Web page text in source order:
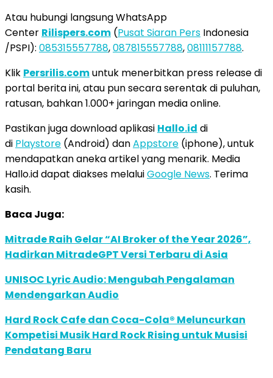
Atau hubungi langsung WhatsApp
Center Rilispers.com (Pusat Siaran Pers Indonesia
/PSPI): 085315557788,087815557788,08111157788.
Klik Persrilis.comuntuk menerbitkan press release di
portal berita ini, atau pun secara serentak di puluhan,
ratusan, bahkan 1.000+ jaringan media online.
Pastikan juga download aplikasi Hallo.id di
di Playstore (Android) danAppstore (iphone), untuk
mendapatkan aneka artikel yang menarik. Media
Hallo.id dapat diakses melaluiGoogle News. Terima
kasih.
Baca Juga:
Mitrade Raih Gelar “AI Broker of the Year 2026”,
Hadirkan MitradeGPT Versi Terbaru di Asia
UNISOC Lyric Audio: Mengubah Pengalaman
Mendengarkan Audio
Hard Rock Cafe dan Coca-Cola® Meluncurkan
Kompetisi Musik Hard Rock Rising untuk Musisi
Pendatang Baru